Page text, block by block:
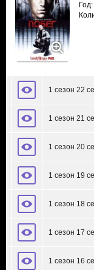
1 сезон 22
1 сезон 21
1 сезон 20
1 сезон 19
1 сезон 18
1 сезон 17
1 сезон 16